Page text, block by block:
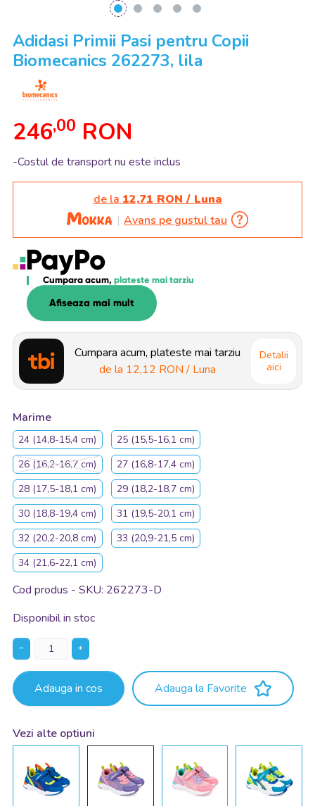
Adidasi Primii Pasi pentru Copii
Biomecanics 262273, lila
246,00 RON
-Costul de transport nu este inclus
de la 12,71 RON / Luna
Avans pe gustul tau
Cumpara acum, plateste mai tarziu
Afiseaza mai mult
Cumpara acum, plateste mai tarziu
de la 12,12 RON / Luna
Detalii
aici
Marime
24 (14,8-15,4 cm)
25 (15,5-16,1 cm)
26 (16,2-16,7 cm)
27 (16,8-17,4 cm)
28 (17,5-18,1 cm)
29 (18,2-18,7 cm)
30 (18,8-19,4 cm)
31 (19,5-20,1 cm)
32 (20,2-20,8 cm)
33 (20,9-21,5 cm)
34 (21,6-22,1 cm)
Cod produs - SKU 262273-D
Disponibil in stoc
− +
Adauga in cos Adauga la Favorite
Vezi alte optiuni